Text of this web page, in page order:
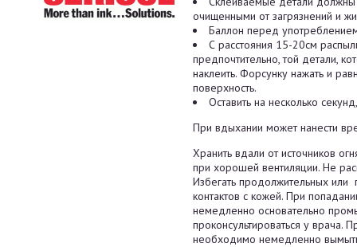
очищенными от загрязнений и
Баллон перед
С расстояния 15-20см
предпочтительно, той детали,
наклеить. Форсунку нажать и
поверхность.
Оставить на несколько
При вдыхании может нанести
Хранить вдали от источников
при хорошей вентиляции. Не
Избегать продолжительных или
контактов с кожей. При
немедленно основательно
проконсультироваться у врача.
необходимо немедленно